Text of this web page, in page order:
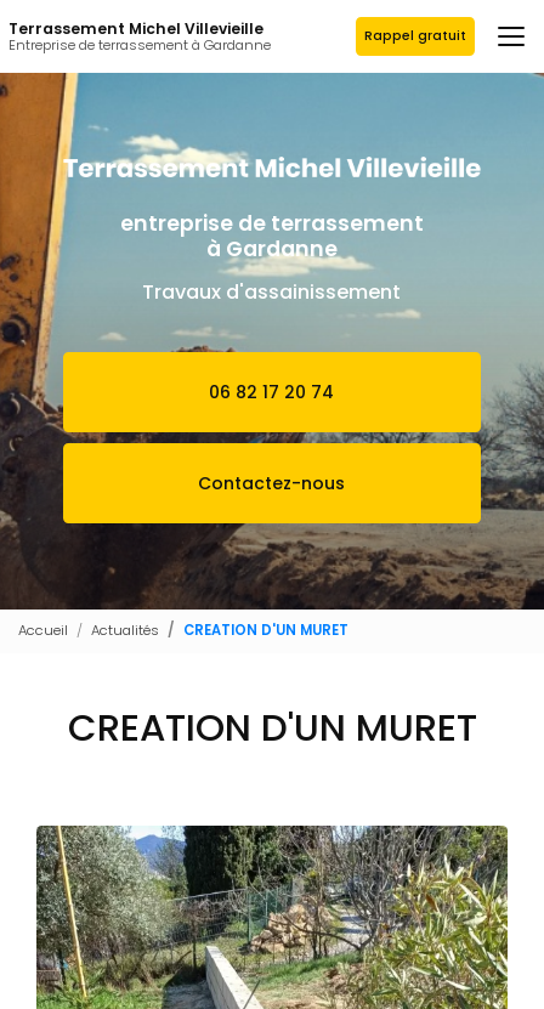
au
contenu
principal
Terrassement Michel Villevieille
Entreprise de terrassement à Gardanne Rappel gratuit
entreprise de terrassement
à Gardanne
Travaux d'assainissement
06 82 17 20 74
Contactez-nous
Accueil Actualités CREATION D'UN MURET
CREATION D'UN MURET